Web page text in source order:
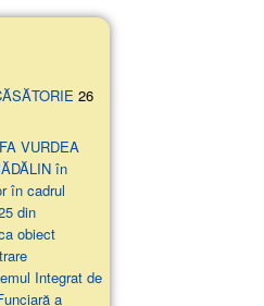
26
VURDEA
în
în cadrul
din
obiect
Integrat de
a